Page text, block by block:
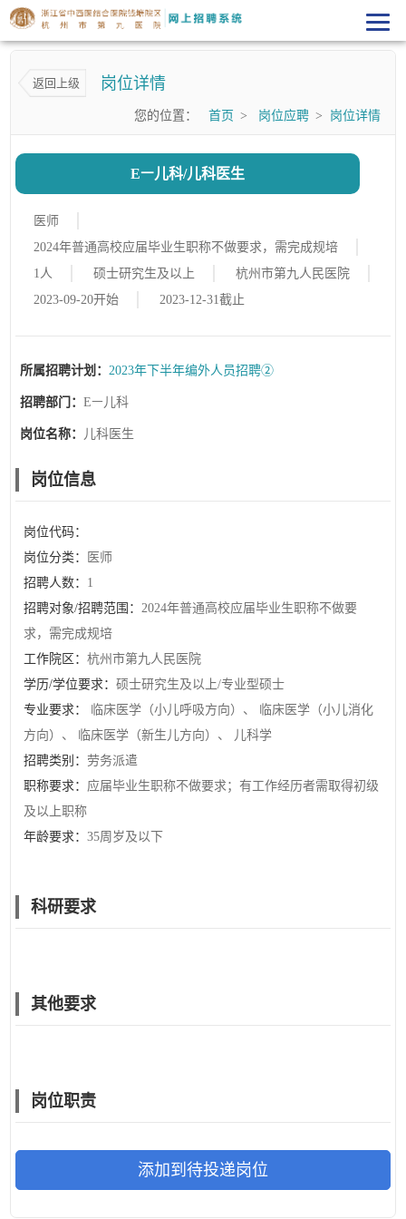
返回上级 岗位详情
您的位置： 首页 > 岗位应聘 > 岗位详情
Eㅡ儿科/儿科医生
医师
2024年普通高校应届毕业生职称不做要求，需完成规培
1人
硕士研究生及以上
杭州市第九人民医院
2023-09-20开始
2023-12-31截止
所属招聘计划：2023年下半年编外人员招聘②
招聘部门：Eㅡ儿科
岗位名称： 儿科医生
岗位信息
岗位代码：
岗位分类：
医师
招聘人数： 1
招聘对象/招聘范围：2024年普通高校应届毕业生职称不做要
求，需完成规培
工作院区：杭州市第九人民医院
学历/学位要求：硕士研究生及以上/专业型硕士
专业要求：
临床医学（小儿呼吸方向）、 临床医学（小儿消化
方向）、 临床医学（新生儿方向）、 儿科学
招聘类别：劳务派遣
职称要求： 应届毕业生职称不做要求；有工作经历者需取得初级
及以上职称
年龄要求：35周岁及以下
科研要求
其他要求
岗位职责
添加到待投递岗位